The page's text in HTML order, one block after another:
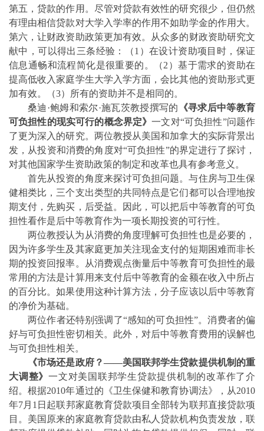
第五，贷款的作用。尽管对贷款有效性的研究很少，但仍然
有理由相信贷款对大学入学率的作用不如助学金的作用大。
第六，让财政资助政策更加有效。从众多的财政资助研究文
献中，可以得出三条经验：（1 ）在设计资助项目时，保证
信息通畅和流程简化是很重要的。（2 ）基于需求的资助在
提高低收入家庭学生大学入学方面，会比其他的资助形式更
加有效。（3）所有的资助并不是相同的。
桑迪·鲍姆和索尔·施瓦茨教授撰写的 《寻求后中等教育
可负担性的现实可行的概念界定》一文对“可负担性”问题作
了更为深入的研究。两位教授从美国和加拿大的实际背景出
发，从投资和消费的角度对“可负担性”的界定进行了探讨，
对其他国家学生资助政策的制定和改革也具有参考意义。
首先从投资的角度来探讨可负担问题。与住房与卫生保
健相类比，三个支出类型的共同特点是它们都可以合理地按
期支付，先购买，后受益。因此，可以把后中等教育的可负
担性看作是后中等教育作为一项长期投资的可行性。
两位教授认为从消费的角度理解可负担性也是必要的，
因为许多学生及其家庭更加关注现金支付的短期困难而非长
期的投资回报率。从消费观点衡量后中等教育可负担性的最
常用的方法是计算用来支付后中等教育的金额在收入中所占
的百分比。如果使用这种计算方法，分子应该以后中等教育
的净价为基础。
两位作者还特别强调了“感知的可负担性”。消费者的偏
好与可负担性密切相关。此外，对后中等教育费用的误解也
与可负担性相关。
《市场还是政府？——美国联邦学生贷款提供机制的重
大调整》 一文对美国联邦学生贷款提供机制的改革作了介
绍。根据2010年通过的《卫生保健和教育协调法》，从2010
年7月 1 日起联邦家庭教育贷款项目全部转为联邦直接贷款项
目。美国原来的家庭教育贷款由私人贷款机构负责发放，联